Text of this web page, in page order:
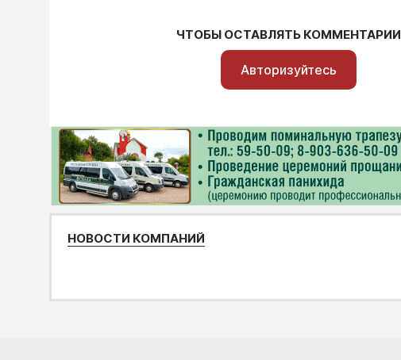
ЧТОБЫ ОСТАВЛЯТЬ КОММЕНТАРИИ
Авторизуйтесь
НОВОСТИ КОМПАНИЙ